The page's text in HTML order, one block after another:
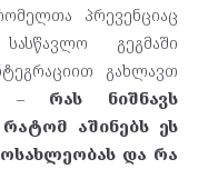
პრევენციაც
გეგმაში
გახლავთ
– რას ნიშნავს
აშინებს ეს
და რა